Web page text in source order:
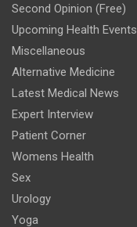
Second Opinion (Free)
Upcoming Health Events
Miscellaneous
Alternative Medicine
Latest Medical News
Expert Interview
Patient Corner
Womens Health
Sex
Urology
Yoga